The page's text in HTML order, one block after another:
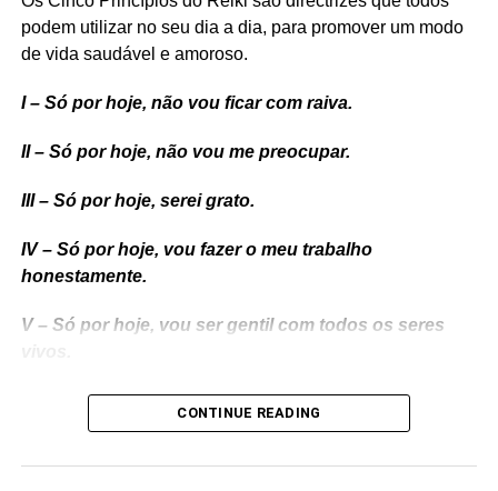
podem utilizar no seu dia a dia, para promover um modo
de vida saudável e amoroso.
I – Só por hoje, não vou ficar com raiva.
II – Só por hoje, não vou me preocupar.
III – Só por hoje, serei grato.
IV – Só por hoje, vou fazer o meu trabalho
honestamente.
V – Só por hoje, vou ser gentil com todos os seres
Saiba Mais em:https://tht-healing.com/os-cinco-prin…
CONTINUE READING